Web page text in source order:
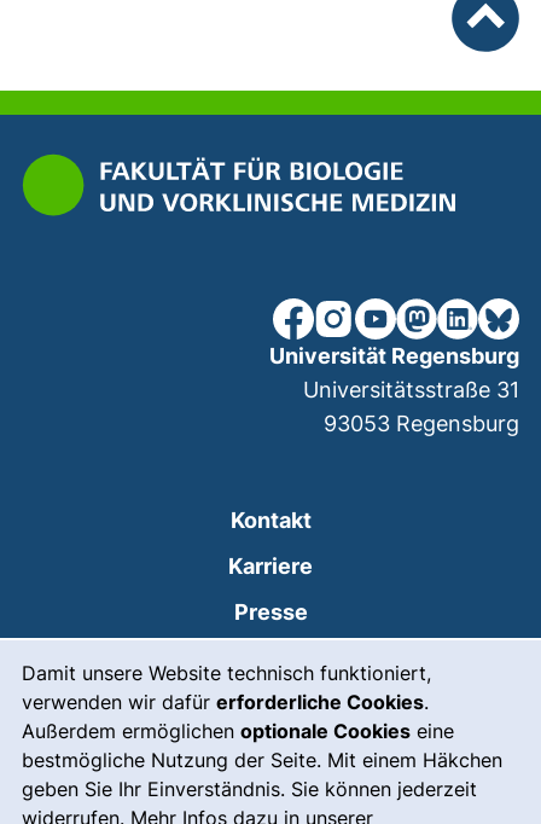
Damit unsere Website technisch funktioniert,
verwenden wir dafür erforderliche Cookies.
Außerdem ermöglichen optionale Cookies eine
bestmögliche Nutzung der Seite. Mit einem Häkchen
geben Sie Ihr Einverständnis. Sie können jederzeit
widerrufen. Mehr Infos dazu in unserer
unsere Facebook-Seite
unsere Instagram-
unsere YouTube-
unsereunsere
Kontakt
Karriere
Presse
Leichte Sprache
Gebärdensprache
Notfall(externer Link, öffnet
Universität Regensburg
Universitätsstraße 31
93053 Regensburg